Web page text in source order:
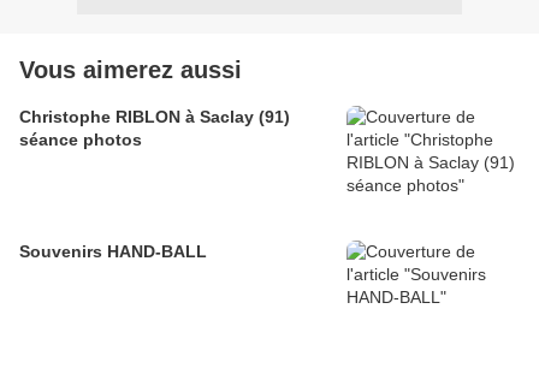
Vous aimerez aussi
Christophe RIBLON à Saclay (91)
séance photos
Souvenirs HAND-BALL